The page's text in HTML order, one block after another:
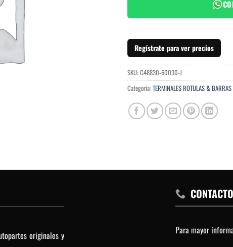
Regístrate para ver precios
SKU: G48830-60030-J
Categoría: TERMINALES ROTULAS & BARRAS
originales y
CONTACTO
Para mayor